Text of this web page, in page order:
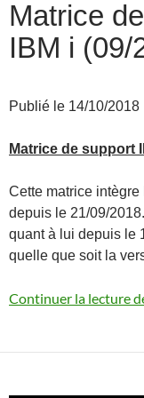
Matrice
IBM i (09/
Publié le 14/10/2018
Matrice de support
Cette matrice
depuis le 21/09/
quant à lui depuis le
quelle que soit la
Continuer la lecture